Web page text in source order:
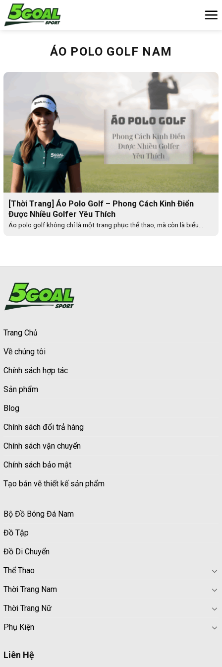
Chuyển
đến
ÁO POLO GOLF NAM
[Thời Trang] Áo Polo Golf – Phong Cách Kinh Điển
Được Nhiều Golfer Yêu Thích
Áo polo golf không chỉ là một trang phục thể thao, mà còn là biểu...
Trang Chủ
Về chúng tôi
Chính sách hợp tác
Sản phẩm
Blog
Chính sách đổi trả hàng
Chính sách vận chuyển
Chính sách bảo mật
Tạo bản vẽ thiết kế sản phẩm
Bộ Đồ Bóng Đá Nam
Đồ Tập
Đồ Di Chuyển
Thể Thao
Thời Trang Nam
Thời Trang Nữ
Phụ Kiện
Liên Hệ